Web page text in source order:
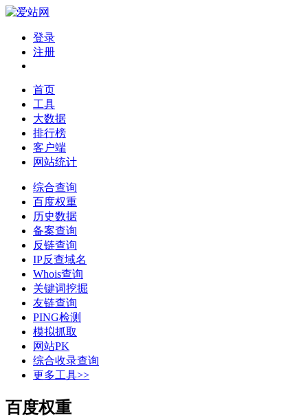
登录
注册
首页
工具
大数据
排行榜
客户端
网站统计
综合查询
百度权重
历史数据
备案查询
反链查询
IP反查域名
Whois查询
关键词挖掘
友链查询
PING检测
模拟抓取
网站PK
综合收录查询
更多工具>>
百度权重